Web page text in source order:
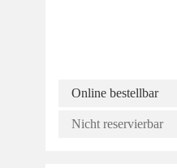
Online bestellbar
Nicht reservierbar